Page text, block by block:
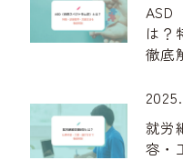
ASD
は？
徹底
就労
容・